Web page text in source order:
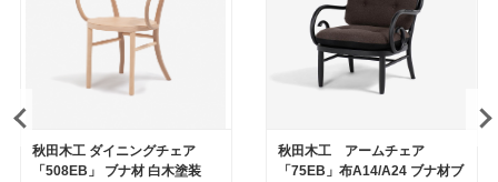
秋田木工 ダイニングチェア
「508EB」 ブナ材 白木塗装
秋田木工 アームチェア
「75EB」布A14/A24 ブナ材ブ